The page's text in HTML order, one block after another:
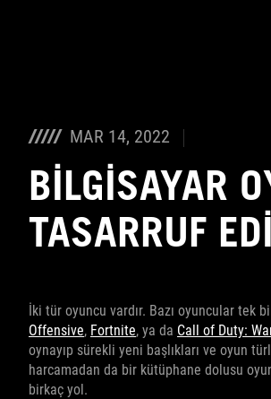
MAR 14, 2022
BILGISAYAR
TASARRUF
İki tür oyuncu vardır. Bazı oyuncular tek
Offensive, Fortnite, ya da Call of Duty:
oynayıp sürekli yeni başlıkları ve oyun
harcamadan da bir kütüphane dolusu
birkaç yol.